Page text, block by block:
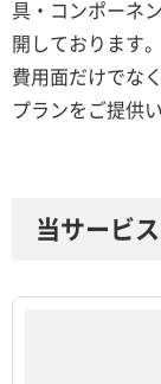
具・コンポーネ
開しております。
費用面だけでな
プランをご提供
当サービ